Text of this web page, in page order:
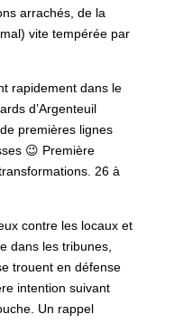
arrachés, de la
vite tempérée par
rapidement dans le
d’Argenteuil
premières lignes
😉 Première
26 à
contre les locaux et
dans les tribunes,
trouent en défense
intention suivant
Un rappel